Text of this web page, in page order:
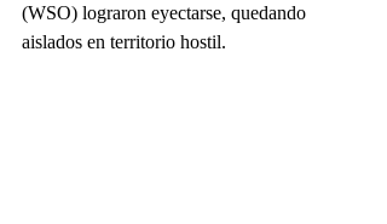
(WSO) lograron eyectarse, quedando
aislados en territorio hostil.